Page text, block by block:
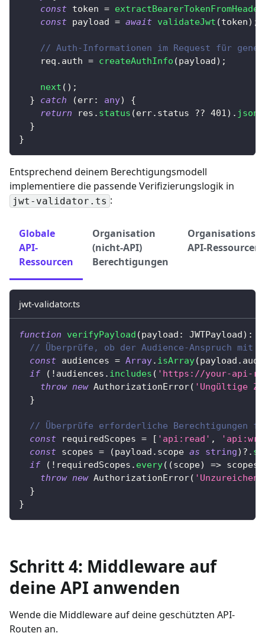
const token =
const payload = await validateJwt (token) ;
// Auth-Informationen im Request für
    req
. auth = createAuthInfo (payload) ;
next ( ) ;
}
catch (err: any)
{
return res . status (err. status ?? 401) . json
}
}
Entsprechend deinem Berechtigungsmodell
implementiere die passende Verifizierungslogik in
jwt-validator.ts :
Globale
API-
Ressourcen
Organisation
(nicht-API)
Berechtigungen
API-Ressourcen
jwt-validator.ts
function verifyPayload (payload : JWTPayload) :
// Überprüfe, ob der Audience-Anspruch mit
const audiences = Array. isArray(payload . aud
if
( ! audiences . includes ( 'https://your-api-
throw new AuthorizationError( 'Ungültige
}
// Überprüfe erforderliche Berechtigungen
const requiredScopes = [ 'api:read' ,
const scopes = (payload . scope as string) ?.
if
( ! requiredScopes . every( (scope) => scopes
throw new AuthorizationError(
}
}
Schritt 4: Middleware auf
deine API anwenden
Wende die Middleware auf deine geschützten API-
Routen an.